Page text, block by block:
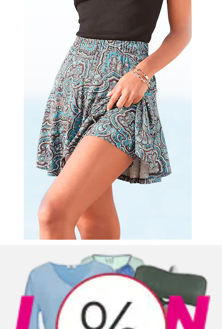
Leggings mit Gummibund, Loungewear
Vivance Active by Lascana
Aktueller Preis
34.90 CHFGrundpreis
CHF
/1 Stk
(135